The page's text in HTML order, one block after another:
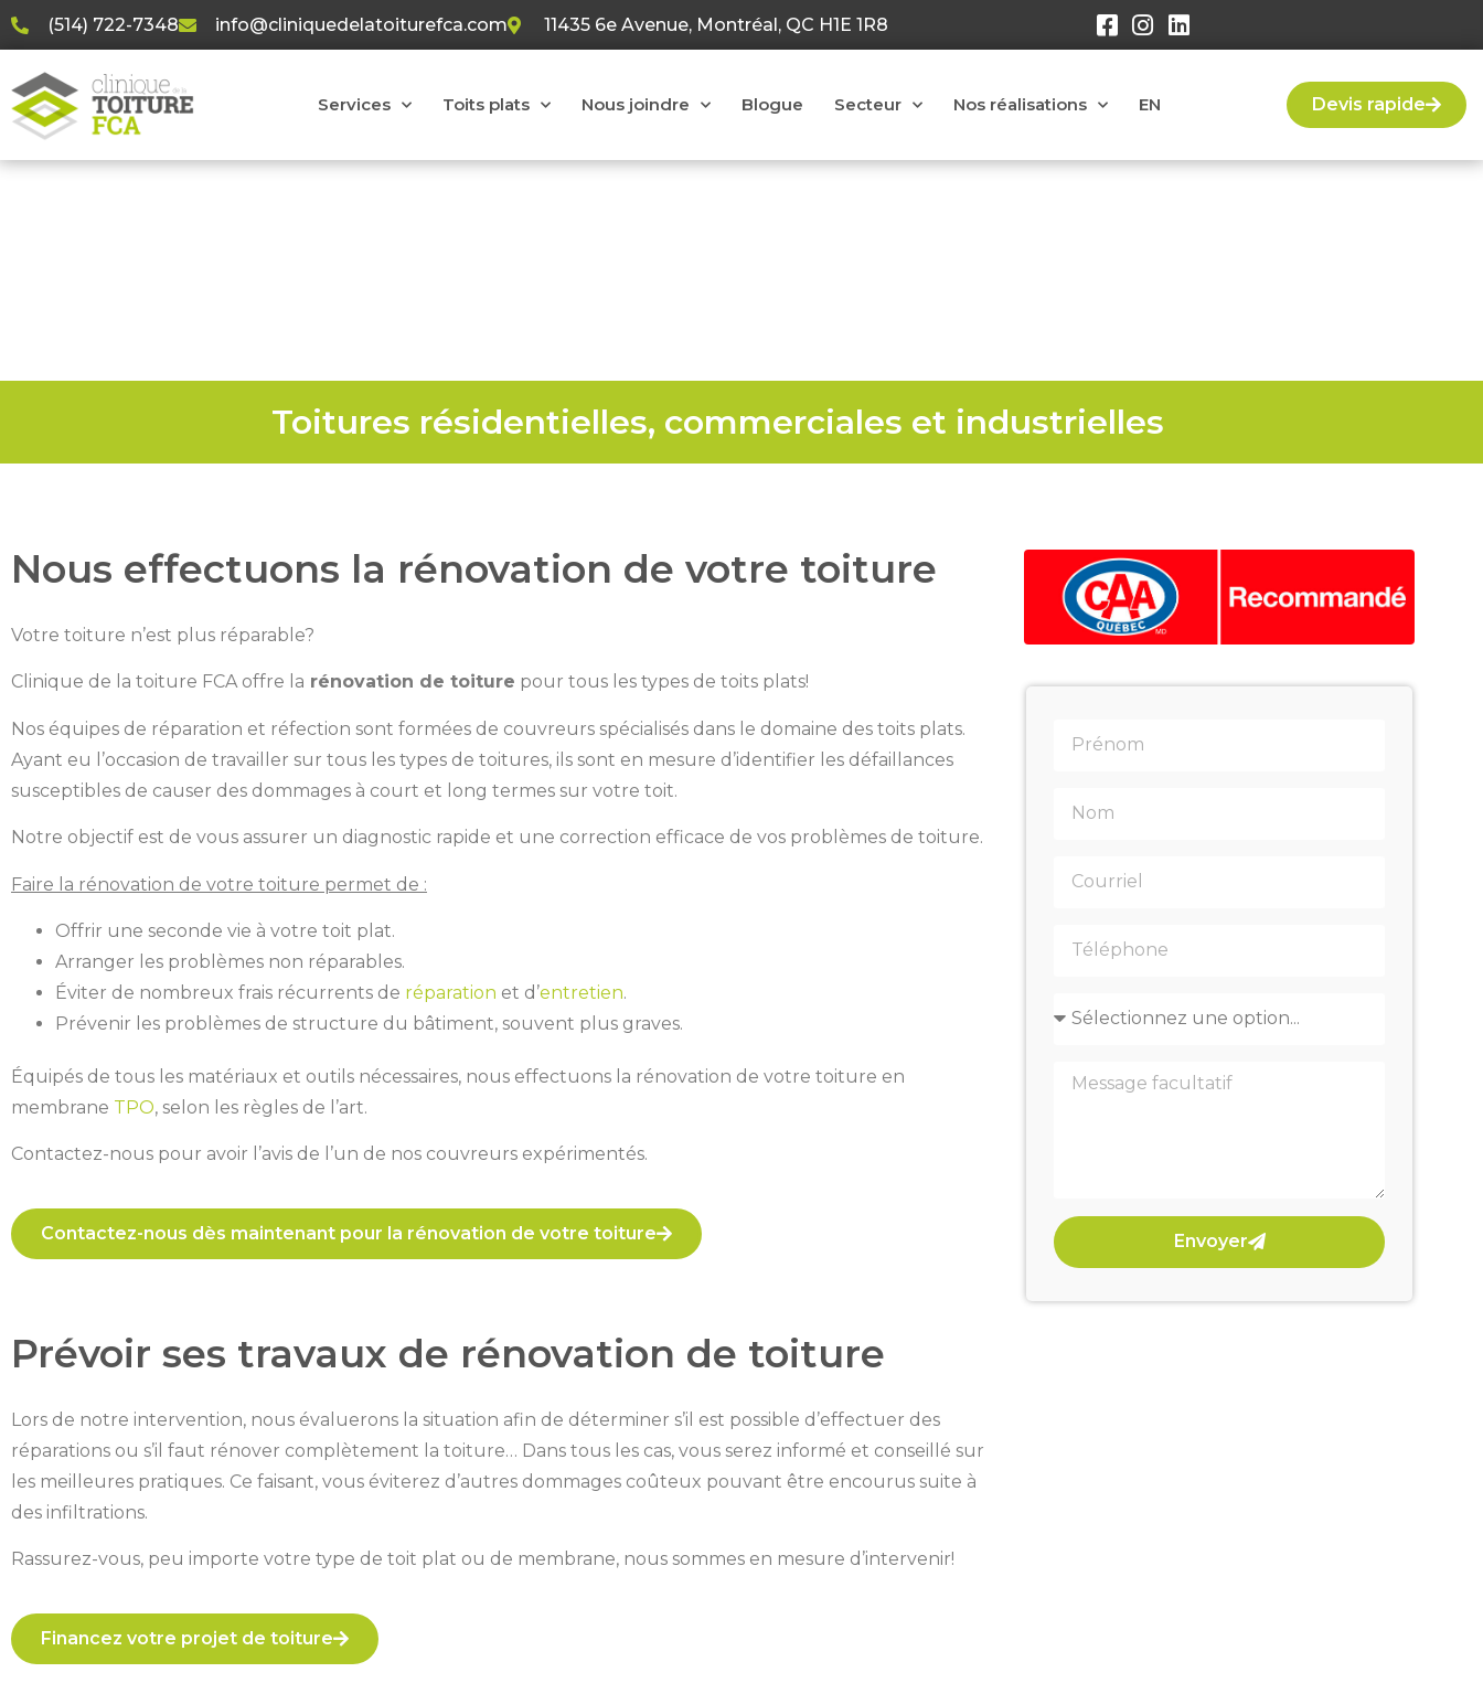
(514) 722-7348 info@cliniquedelatoiturefca.com 11435 6e Avenue, Montréal, QC H1E 1R8
Services Toits plats Nous joindre Blogue Secteur Nos réalisations EN Devis rapide
Toitures résidentielles, commerciales et industrielles
Nous effectuons la rénovation de votre toiture
Votre toiture n’est plus réparable?
Clinique de la toiture FCA offre la rénovation de toiture pour tous les types de toits plats!
Nos équipes de réparation et réfection sont formées de couvreurs spécialisés dans le domaine des toits plats.
Ayant eu l’occasion de travailler sur tous les types de toitures, ils sont en mesure d’identifier les défaillances
susceptibles de causer des dommages à court et long termes sur votre toit.
Notre objectif est de vous assurer un diagnostic rapide et une correction efficace de vos problèmes de toiture.
Faire la rénovation de votre toiture permet de :
Offrir une seconde vie à votre toit plat.
Arranger les problèmes non réparables.
Éviter de nombreux frais récurrents de réparation et d’entretien.
Prévenir les problèmes de structure du bâtiment, souvent plus graves.
Équipés de tous les matériaux et outils nécessaires, nous effectuons la rénovation de votre toiture en
membrane TPO, selon les règles de l’art.
Contactez-nous pour avoir l’avis de l’un de nos couvreurs expérimentés.
Contactez-nous dès maintenant pour la rénovation de votre toiture
Prévoir ses travaux de rénovation de toiture
Lors de notre intervention, nous évaluerons la situation afin de déterminer s’il est possible d’effectuer des
réparations ou s’il faut rénover complètement la toiture… Dans tous les cas, vous serez informé et conseillé sur
les meilleures pratiques. Ce faisant, vous éviterez d’autres dommages coûteux pouvant être encourus suite à
des infiltrations.
Rassurez-vous, peu importe votre type de toit plat ou de membrane, nous sommes en mesure d’intervenir!
Financez votre projet de toiture
Envoyer